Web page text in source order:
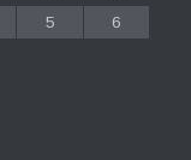
5 6